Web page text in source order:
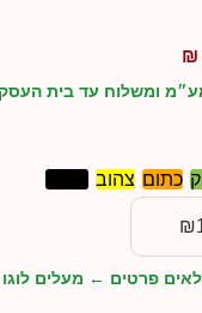
₪
ומשלוח עד בית העסק
כתום צהוב
פרטים ← מעלים